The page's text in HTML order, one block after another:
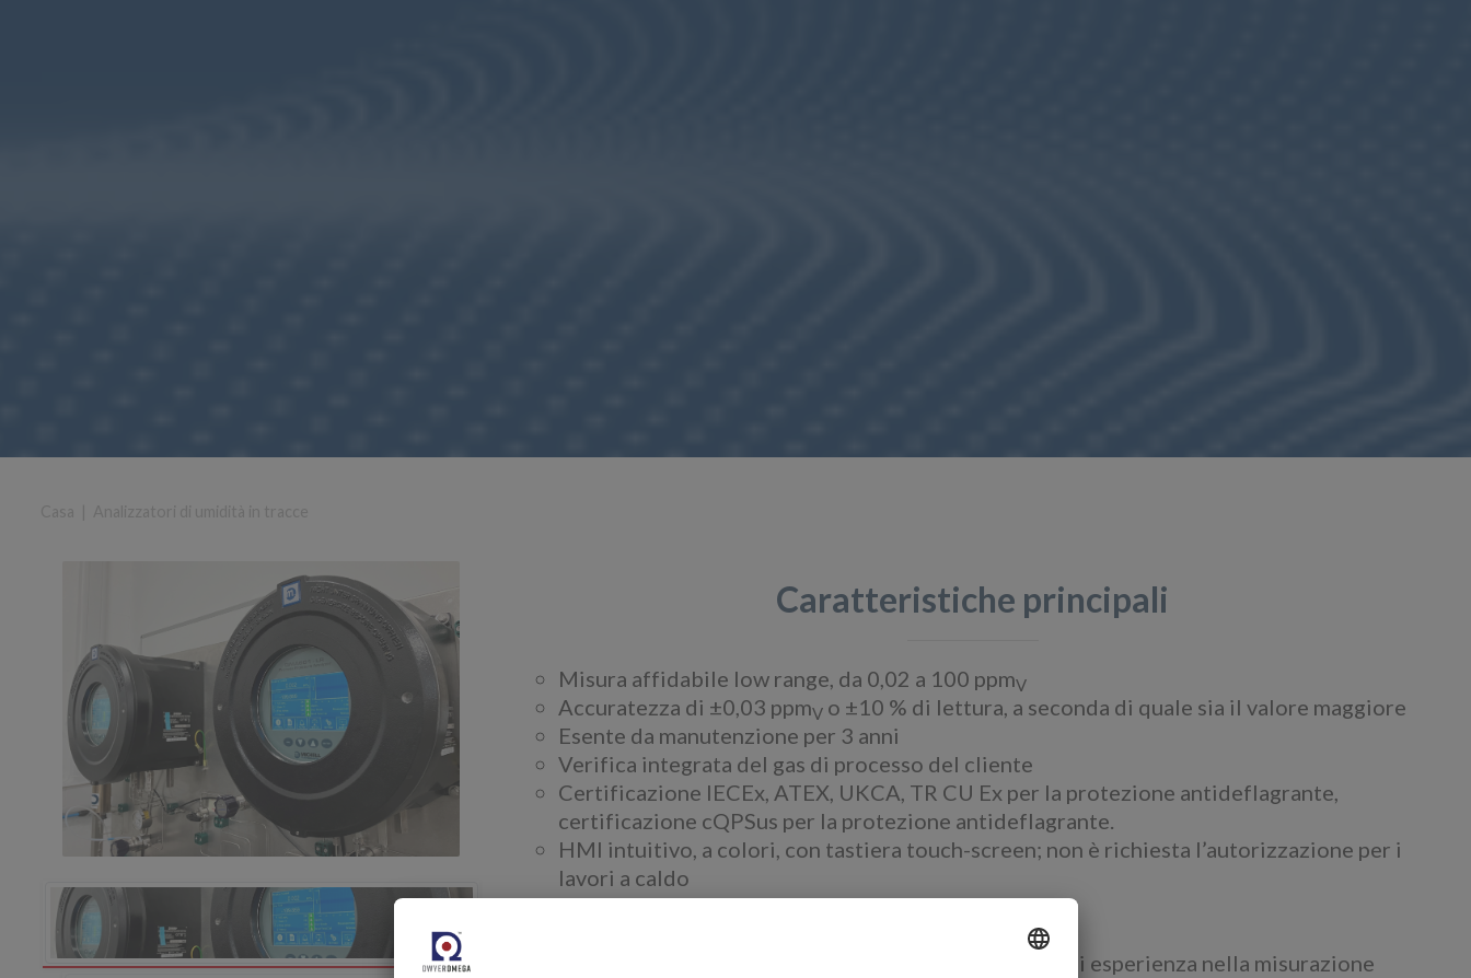
Caratteristiche principali
Misura affidabile low range, da 0,02 a 100 ppmV
Accuratezza di ±0,03 ppmV o ±10 % di lettura, a seconda di quale sia il valore maggiore
Esente da manutenzione per 3 anni
Verifica integrata del gas di processo del cliente
Certificazione IECEx, ATEX, UKCA, TR CU Ex per la protezione antideflagrante,
certificazione cQPSus per la protezione antideflagrante.
HMI intuitivo, a colori, con tastiera touch-screen; non è richiesta l’autorizzazione per i
lavori a caldo
14 Allarmi interni
21 gas vettori predefiniti e 3 gas definiti dall’utente
Qualità comprovata di Michell Instruments: 40 anni di esperienza nella misurazione